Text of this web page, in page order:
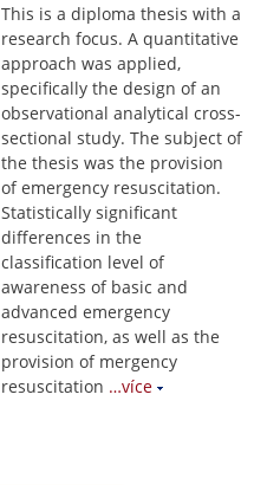
This is a diploma thesis with a
research focus. A quantitative
approach was applied,
specifically the design of an
observational analytical cross-
sectional study. The subject of
the thesis was the provision
of emergency resuscitation.
Statistically significant
differences in the
classification level of
awareness of basic and
advanced emergency
resuscitation, as well as the
provision of mergency
resuscitation …více